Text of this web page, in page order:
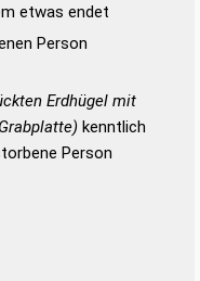
etwas endet
Person
Erdhügel mit
kenntlich
Person